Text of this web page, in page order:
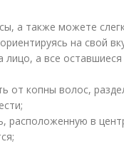
а также можете
на свой
а все
от копны волос,
расположенную в